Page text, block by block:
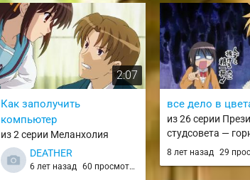
2:07
Как заполучить
компьютер
из 2 серии Меланхолия
Харухи Судзумии / Suzumiya
Haruhi
DEATHER
6 лет назад 60 просмотров
все дело в
из 26 серии
студсовета —
Kaichou wa Maid-
8 лет назад 29